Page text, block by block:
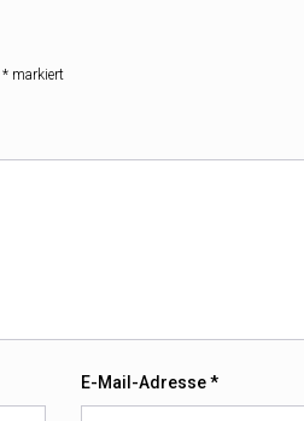
* markiert
E-Mail-Adresse*